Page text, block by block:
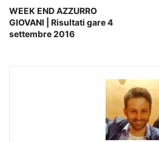
WEEK END AZZURRO
GIOVANI | Risultati gare 4
settembre 2016